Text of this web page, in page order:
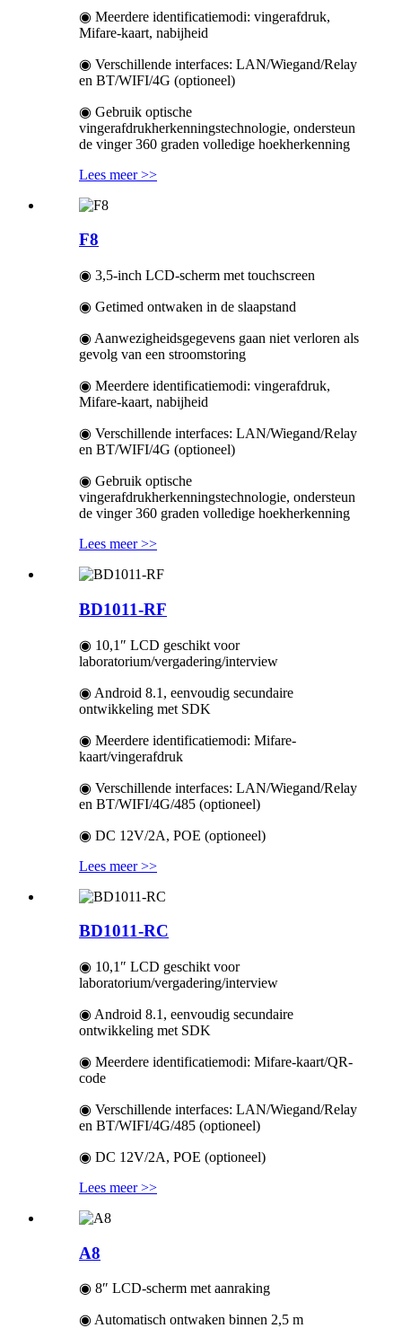
◉ Meerdere identificatiemodi: vingerafdruk,
Mifare-kaart, nabijheid
◉ Verschillende interfaces: LAN/Wiegand/Relay
en BT/WIFI/4G (optioneel)
◉ Gebruik optische
vingerafdrukherkenningstechnologie, ondersteun
de vinger 360 graden volledige hoekherkenning
Lees meer >>
F8
◉ 3,5-inch LCD-scherm met touchscreen
◉ Getimed ontwaken in de slaapstand
◉ Aanwezigheidsgegevens gaan niet verloren als
gevolg van een stroomstoring
◉ Meerdere identificatiemodi: vingerafdruk,
Mifare-kaart, nabijheid
◉ Verschillende interfaces: LAN/Wiegand/Relay
en BT/WIFI/4G (optioneel)
◉ Gebruik optische
vingerafdrukherkenningstechnologie, ondersteun
de vinger 360 graden volledige hoekherkenning
Lees meer >>
BD1011-RF
◉ 10,1″ LCD geschikt voor
laboratorium/vergadering/interview
◉ Android 8.1, eenvoudig secundaire
ontwikkeling met SDK
◉ Meerdere identificatiemodi: Mifare-
kaart/vingerafdruk
◉ Verschillende interfaces: LAN/Wiegand/Relay
en BT/WIFI/4G/485 (optioneel)
◉ DC 12V/2A, POE (optioneel)
Lees meer >>
BD1011-RC
◉ 10,1″ LCD geschikt voor
laboratorium/vergadering/interview
◉ Android 8.1, eenvoudig secundaire
ontwikkeling met SDK
◉ Meerdere identificatiemodi: Mifare-kaart/QR-
code
◉ Verschillende interfaces: LAN/Wiegand/Relay
en BT/WIFI/4G/485 (optioneel)
◉ DC 12V/2A, POE (optioneel)
Lees meer >>
A8
◉ 8″ LCD-scherm met aanraking
◉ Automatisch ontwaken binnen 2,5 m